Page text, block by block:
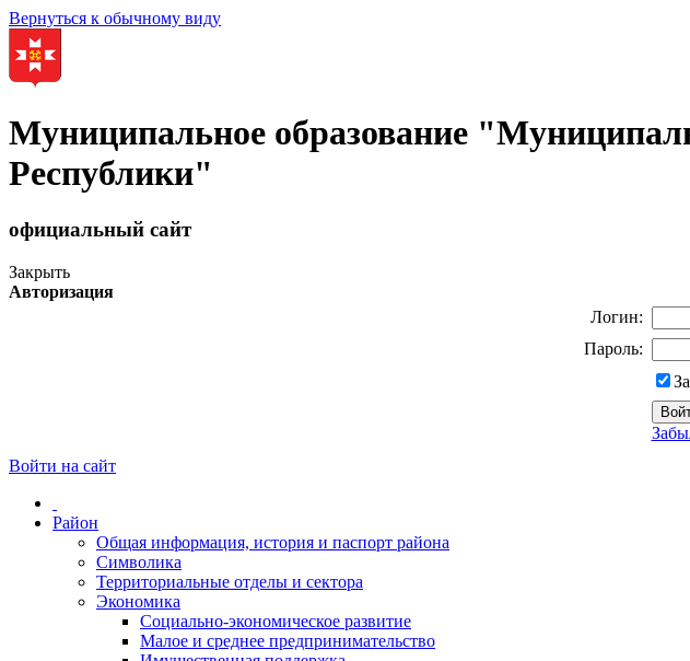
Вернуться к обычному виду
Муниципальное образование
Республики"
официальный сайт
Закрыть
Авторизация
Логин:
Пароль:
Войти на сайт
Район
Общая информация, история и паспорт района
Символика
Территориальные отделы и сектора
Экономика
Социально-экономическое развитие
Малое и среднее предпринимательство